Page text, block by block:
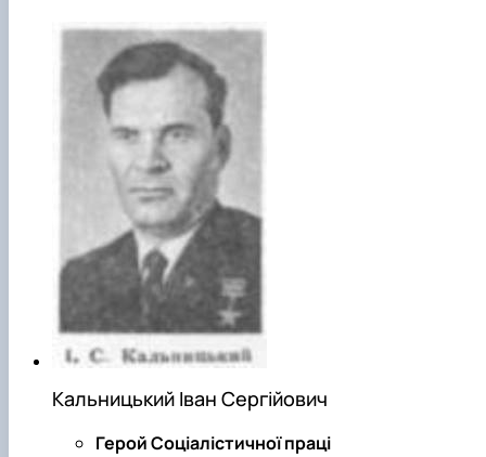
Кальницький Іван Сергійович
Герой Соціалістичної праці